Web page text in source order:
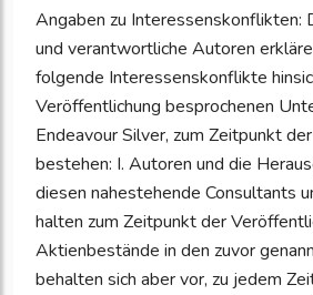
Angaben zu Interessenskonflikten:
und verantwortliche Autoren
folgende Interessenskonflikte
Veröffentlichung besprochenen
Endeavour Silver, zum Zeitpunkt
bestehen: I. Autoren und die
diesen nahestehende Consultants
halten zum Zeitpunkt der
Aktienbestände in den zuvor
behalten sich aber vor, zu jedem